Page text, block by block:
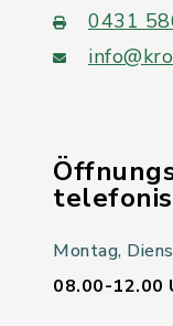
0431
Montag,
08.00-12.00